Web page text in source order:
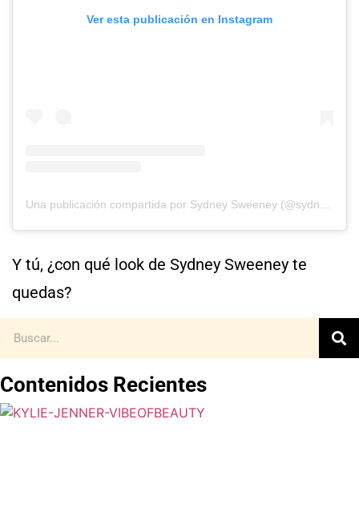
Ver esta publicación en Instagram
Y tú, ¿con qué look de Sydney Sweeney te
quedas?
Contenidos Recientes